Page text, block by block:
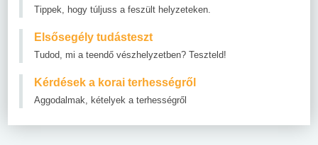
Tippek, hogy túljuss a feszült helyzeteken.
Elsősegély tudásteszt
Tudod, mi a teendő vészhelyzetben? Teszteld!
Kérdések a korai terhességről
Aggodalmak, kételyek a terhességről